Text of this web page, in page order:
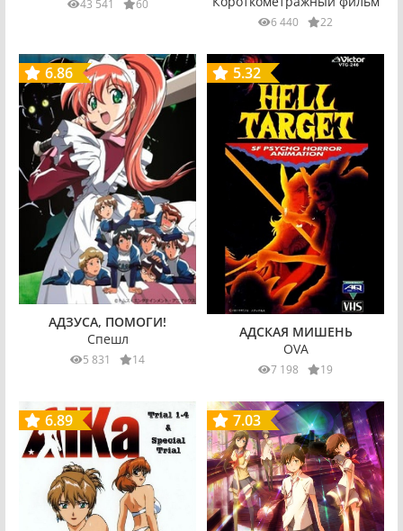
43 541 60
6 440 22
6.86
АДЗУСА, ПОМОГИ!
Спешл
5 831 14
5.32
АДСКАЯ МИШЕНЬ
OVA
7 198 19
6.89 7.03